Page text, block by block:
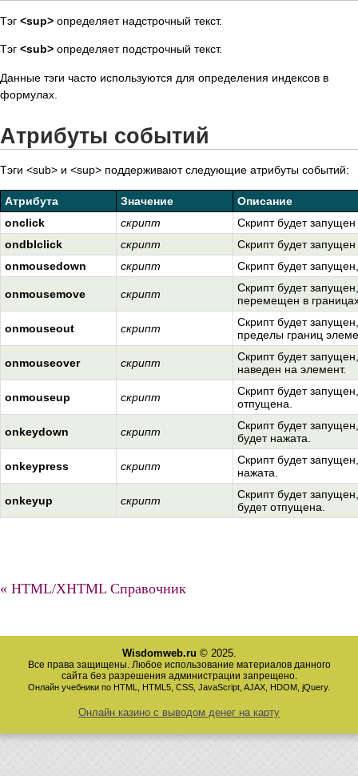
Тэг <sup> определяет надстрочный текст.
Тэг <sub> определяет подстрочный текст.
Данные тэги часто используются для определения индексов в
формулах.
Атрибуты событий
Тэги <sub> и <sup> поддерживают следующие атрибуты событий:
Атрибута Значение
Описание
onclick
скрипт
Скрипт будет
ondblclick
скрипт
Скрипт будет
onmousedown
скрипт Скрипт будет
onmousemove скрипт
Скрипт будет
перемещен в
onmouseout скрипт
Скрипт будет
пределы границ
onmouseover скрипт
Скрипт будет
наведен на элемент.
onmouseup скрипт
Скрипт будет
отпущена.
onkeydown скрипт
Скрипт будет
будет нажата.
onkeypress скрипт
Скрипт будет
нажата.
onkeyup скрипт
Скрипт будет
будет отпущена.
« HTML/XHTML Справочник
Wisdomweb.ru © 2025.
Все права защищены. Любое использование материалов данного
сайта без разрешения администрации запрещено.
Онлайн учебники по HTML, HTML5, CSS, JavaScript, AJAX, HDOM, jQuery.
Онлайн казино с выводом денег на карту